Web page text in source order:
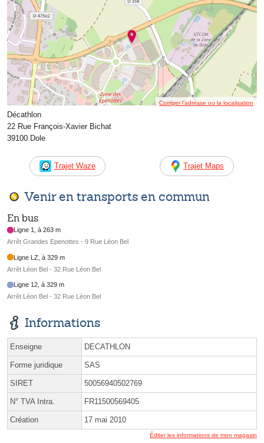
Corriger l’adresse ou la localisation
Décathlon
22 Rue François-Xavier Bichat
39100 Dole
Trajet Waze Trajet Maps
Venir en transports en commun
En bus
Ligne 1, à 263 m
Arrêt Grandes Epenottes - 9 Rue Léon Bel
Ligne LZ, à 329 m
Arrêt Léon Bel - 32 Rue Léon Bel
Ligne 12, à 329 m
Arrêt Léon Bel - 32 Rue Léon Bel
Informations
Enseigne DECATHLON
Forme juridique SAS
SIRET 50056940502769
N° TVA Intra. FR11500569405
Création 17 mai 2010
Éditer les informations de mon magasin